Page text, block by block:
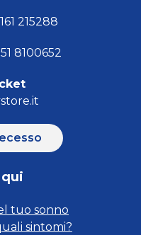
215288
8100652
tuo sonno
sintomi?